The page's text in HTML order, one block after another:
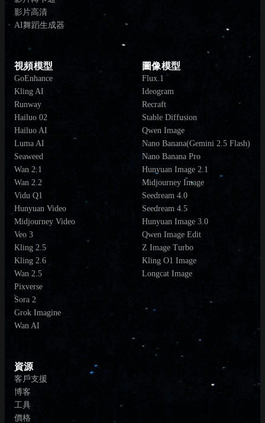
影片高清
AI舞蹈生成器
視頻模型
GoEnhance
Kling AI
Runway
Hailuo 02
Hailuo AI
Luma AI
Seaweed
Wan 2.1
Wan 2.2
Vidu Q1
Hunyuan Video
Midjourney Video
Veo 3
Kling 2.5
Kling 2.6
Wan 2.5
Pixverse
Sora 2
Grok Imagine
Wan AI
圖像模型
Flux.1
Ideogram
Recraft
Stable Diffusion
Qwen Image
Nano Banana(Gemini 2.5 Flash)
Nano Banana Pro
Hunyuan Image 2.1
Midjourney Image
Seedream 4.0
Seedream 4.5
Hunyuan Image 3.0
Qwen Image Edit
Z Image Turbo
Kling O1 Image
Longcat Image
資源
客戶支援
博客
工具
價格